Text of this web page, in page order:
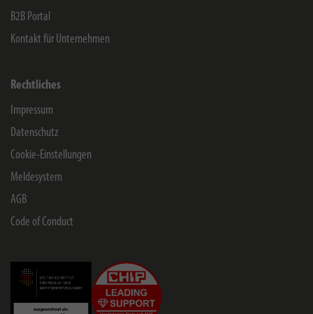
B2B Portal
Kontakt für Unternehmen
Rechtliches
Impressum
Datenschutz
Cookie-Einstellungen
Meldesystem
AGB
Code of Conduct